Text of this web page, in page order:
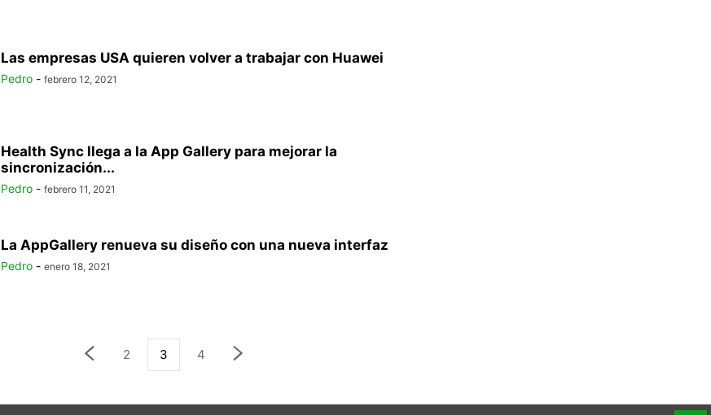
Las empresas USA quieren volver a trabajar con Huawei
Pedro - febrero 12, 2021
Health Sync llega a la App Gallery para mejorar la
sincronización...
Pedro - febrero 11, 2021
La AppGallery renueva su diseño con una nueva interfaz
Pedro - enero 18, 2021
2 3 4